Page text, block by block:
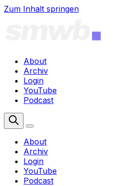
Zum Inhalt springen
About
Archiv
Login
YouTube
Podcast
About
Archiv
Login
YouTube
Podcast